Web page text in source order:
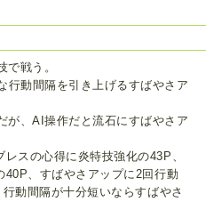
戦う。
行動間隔を引き上げるすばやさア
が、AI操作だと流石にすばやさア
スの心得に炎特技強化の43P、
40P、すばやさアップに2回行動
動間隔が十分短いならすばやさ